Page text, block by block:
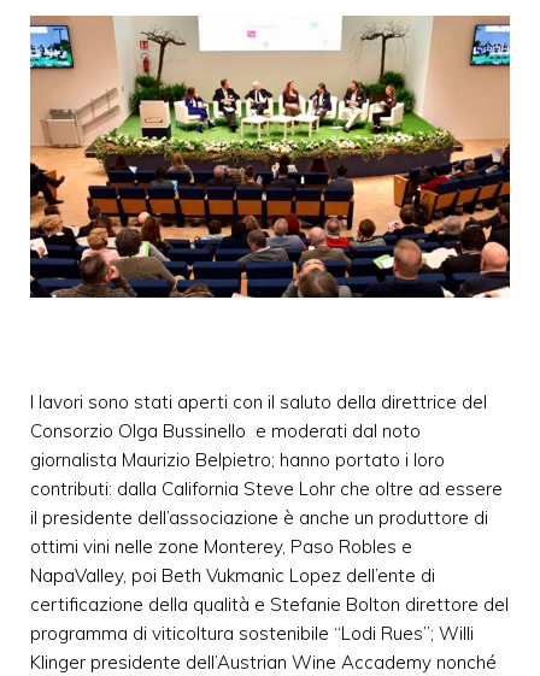
I lavori sono stati aperti con il saluto della direttrice del
Consorzio Olga Bussinello e moderati dal noto
giornalista Maurizio Belpietro; hanno portato i loro
contributi: dalla California Steve Lohr che oltre ad essere
il presidente dell’associazione è anche un produttore di
ottimi vini nelle zone Monterey, Paso Robles e
NapaValley, poi Beth Vukmanic Lopez dell’ente di
certificazione della qualità e Stefanie Bolton direttore del
programma di viticoltura sostenibile “Lodi Rues”; Willi
Klinger presidente dell’Austrian Wine Accademy nonché